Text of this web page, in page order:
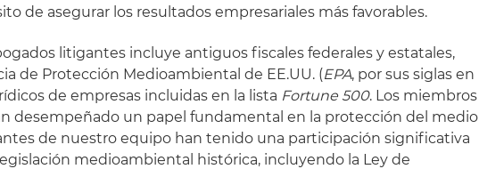
de asegurar los resultados empresariales más favorables.
litigantes incluye antiguos fiscales federales y estatales,
de Protección Medioambiental de EE.UU. (EPA, por sus siglas en
de empresas incluidas en la lista Fortune 500. Los miembros
desempeñado un papel fundamental en la protección del medio
de nuestro equipo han tenido una participación significativa
medioambiental histórica, incluyendo la Ley de